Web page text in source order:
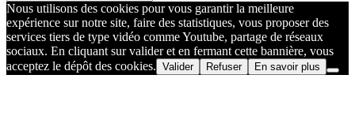
Nous utilisons des cookies pour vous garantir la meilleure
expérience sur notre site, faire des statistiques, vous proposer des
services tiers de type vidéo comme Youtube, partage de réseaux
sociaux. En cliquant sur valider et en fermant cette bannière, vous
acceptez le dépôt des cookies. Valider Refuser En savoir plus